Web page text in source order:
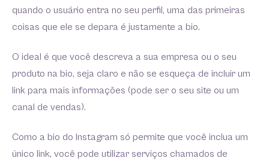
quando o usuário entra no seu perfil, uma das primeiras
coisas que ele se depara é justamente a bio.
O ideal é que você descreva a sua empresa ou o seu
produto na bio, seja claro e não se esqueça de incluir um
link para mais informações (pode ser o seu site ou um
canal de vendas).
Como a bio do Instagram só permite que você inclua um
único link, você pode utilizar serviços chamados de